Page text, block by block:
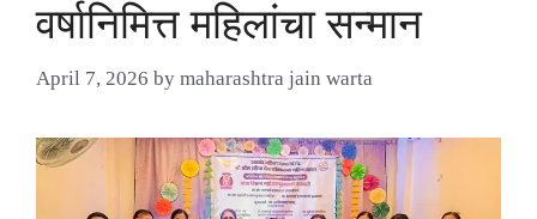
वर्षानिमित्त महिलांचा सन्मान
April 7, 2026 by maharashtra jain warta